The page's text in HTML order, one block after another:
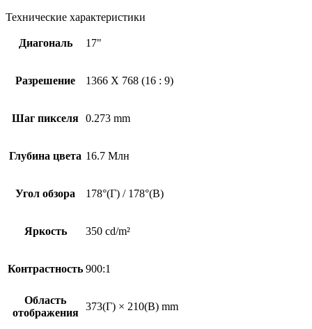
Технические характеристики
Диагональ 17"
Разрешение 1366 X 768 (16 : 9)
Шаг пикселя 0.273 mm
Глубина цвета 16.7 Млн
Угол обзора 178°(Г) / 178°(В)
Яркость 350 cd/m²
Контрастность 900:1
Область
отображения
373(Г) × 210(В) mm